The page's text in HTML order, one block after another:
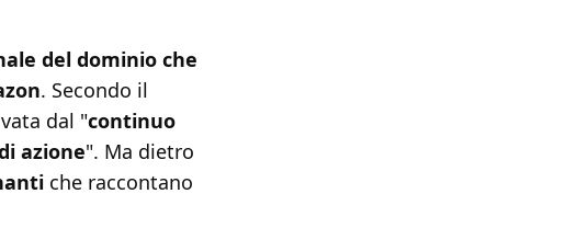
del dominio che
. Secondo il
dal "continuo
azione". Ma dietro
che raccontano